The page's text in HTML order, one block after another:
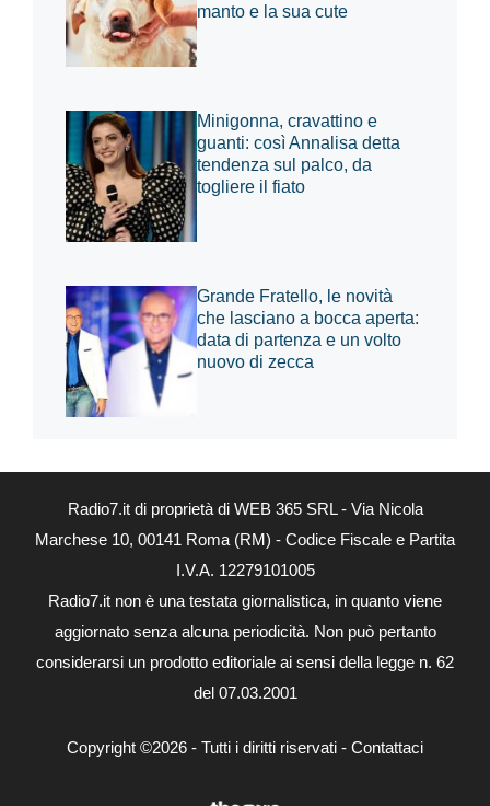
manto e la sua cute
Minigonna, cravattino e
guanti: così Annalisa detta
tendenza sul palco, da
togliere il fiato
Grande Fratello, le novità
che lasciano a bocca aperta:
data di partenza e un volto
nuovo di zecca
Radio7.it di proprietà di WEB 365 SRL - Via Nicola
Marchese 10, 00141 Roma (RM) - Codice Fiscale e Partita
I.V.A. 12279101005
Radio7.it non è una testata giornalistica, in quanto viene
aggiornato senza alcuna periodicità. Non può pertanto
considerarsi un prodotto editoriale ai sensi della legge n. 62
del 07.03.2001
Copyright ©2026 - Tutti i diritti riservati - Contattaci